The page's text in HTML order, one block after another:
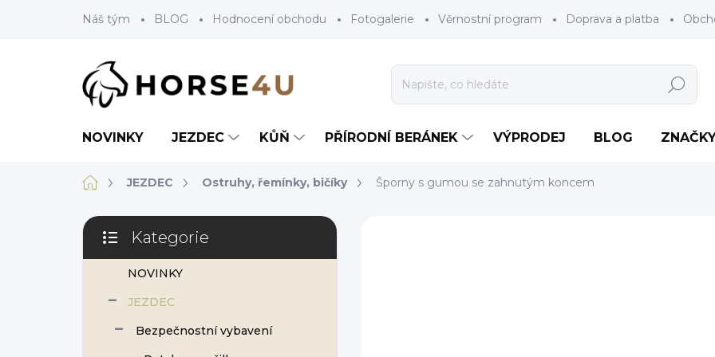
Náš tým BLOG Hodnocení obchodu Fotogalerie Věrnostní program Doprava a platba
Hledat
NOVINKY JEZDEC KŮŇ PŘÍRODNÍ BERÁNEK VÝPRODEJ BLOG
DomůJEZDEC Ostruhy, řemínky, bičíky Šporny s gumou se zahnutým koncem
P
s
Přeskočit
kategorie
Kategorie
NOVINKY
JEZDEC
Bezpečnostní vybavení